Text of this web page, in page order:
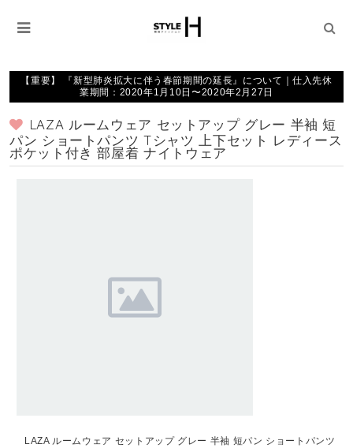
【重要】 『新型肺炎拡大に伴う春節期間の延長』について｜仕入先休
業期間：2020年1月10日〜2020年2月27日
LAZA ルームウェア セットアップ グレー 半袖 短
パン ショートパンツ Tシャツ 上下セット レディース
ポケット付き 部屋着 ナイトウェア
LAZA ルームウェア セットアップ グレー 半袖 短パン ショートパンツ